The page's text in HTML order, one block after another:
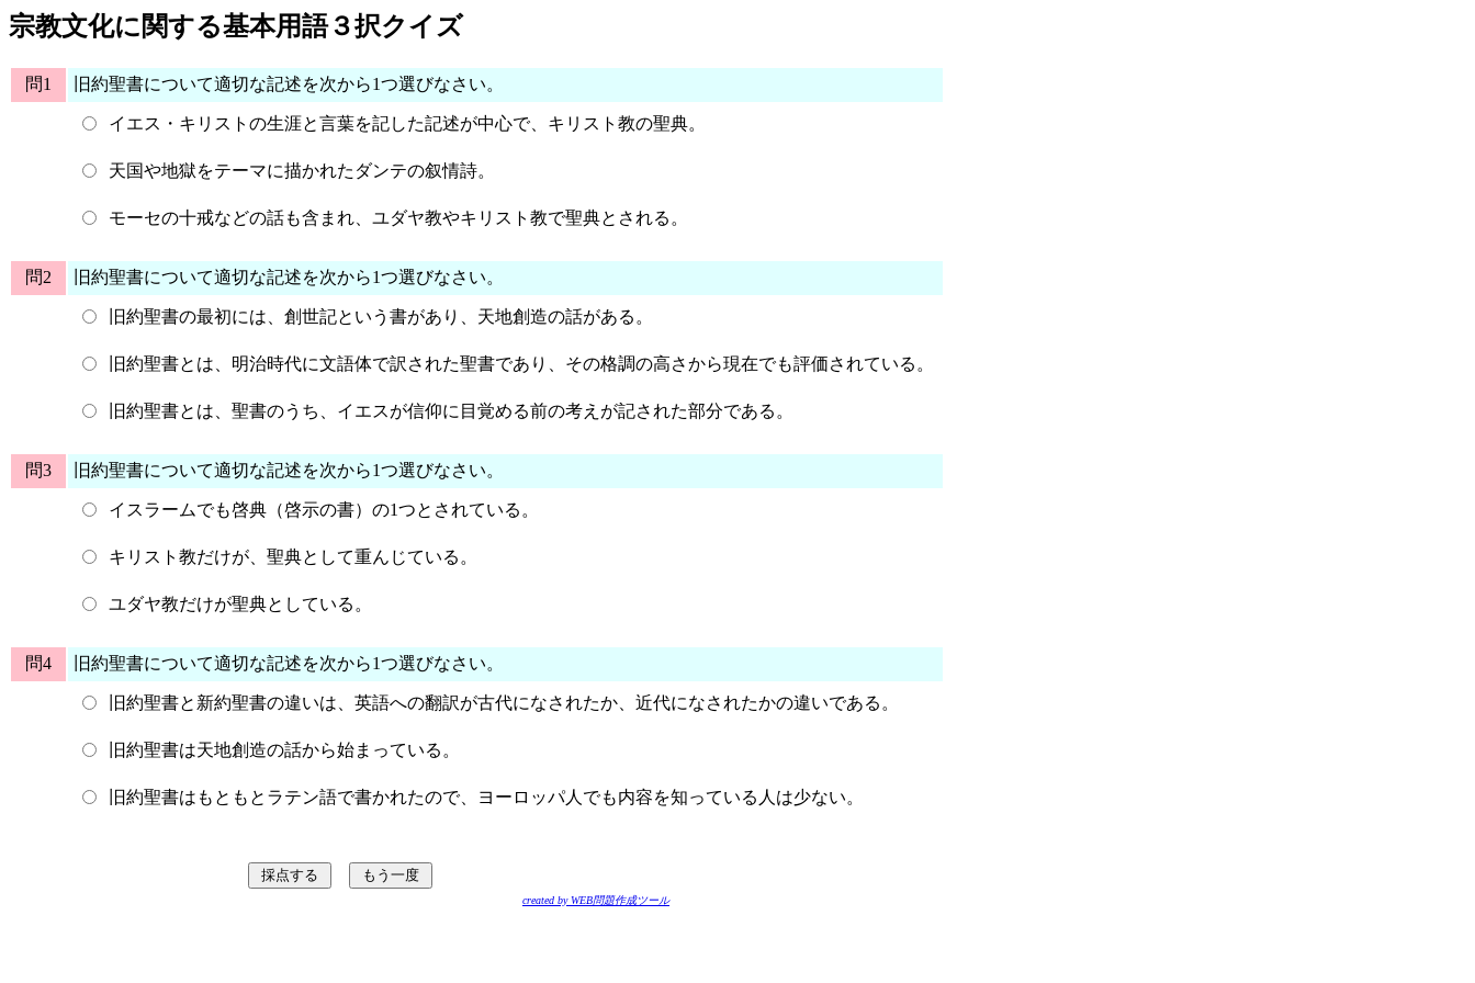
宗教文化に関する基本用語３択クイズ
問1 旧約聖書について適切な記述を次から1つ選びなさい。
イエス・キリストの生涯と言葉を記した記述が中心で、キリスト教の聖典。
天国や地獄をテーマに描かれたダンテの叙情詩。
モーセの十戒などの話も含まれ、ユダヤ教やキリスト教で聖典とされる。
問2 旧約聖書について適切な記述を次から1つ選びなさい。
旧約聖書の最初には、創世記という書があり、天地創造の話がある。
旧約聖書とは、明治時代に文語体で訳された聖書であり、その格調の高さから現在でも評価されている。
旧約聖書とは、聖書のうち、イエスが信仰に目覚める前の考えが記された部分である。
問3 旧約聖書について適切な記述を次から1つ選びなさい。
イスラームでも啓典（啓示の書）の1つとされている。
キリスト教だけが、聖典として重んじている。
ユダヤ教だけが聖典としている。
問4 旧約聖書について適切な記述を次から1つ選びなさい。
旧約聖書と新約聖書の違いは、英語への翻訳が古代になされたか、近代になされたかの違いである。
旧約聖書は天地創造の話から始まっている。
旧約聖書はもともとラテン語で書かれたので、ヨーロッパ人でも内容を知っている人は少ない。
created by WEB問題作成ツール